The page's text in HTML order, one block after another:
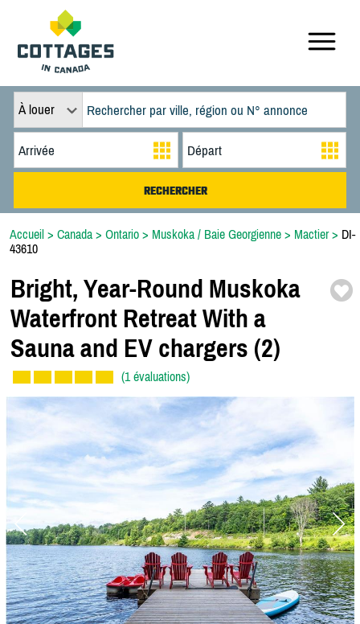
À louer
Accueil > Canada > Ontario > Muskoka / Baie Georgienne > Mactier> DI-
43610
Bright, Year-Round Muskoka
Waterfront Retreat With a
Sauna and EV chargers (2)
(1 évaluations)